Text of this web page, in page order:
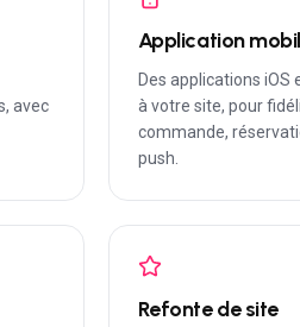
avec
Application
Des applications
à votre site, pour
commande,
push.
Refonte de site